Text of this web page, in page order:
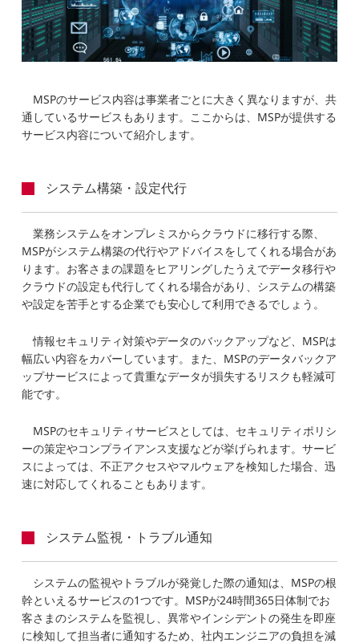
MSPのサービス内容は事業者ごとに大きく異なりますが、共
通しているサービスもあります。ここからは、MSPが提供する
サービス内容について紹介します。
システム構築・設定代行
業務システムをオンプレミスからクラウドに移行する際、
MSPがシステム構築の代行やアドバイスをしてくれる場合があ
ります。お客さまの課題をヒアリングしたうえでデータ移行や
クラウドの設定も代行してくれる場合があり、システムの構築
や設定を苦手とする企業でも安心して利用できるでしょう。
情報セキュリティ対策やデータのバックアップなど、MSPは
幅広い内容をカバーしています。また、MSPのデータバックア
ップサービスによって貴重なデータが損失するリスクも軽減可
能です。
MSPのセキュリティサービスとしては、セキュリティポリシ
ーの策定やコンプライアンス支援などが挙げられます。サービ
スによっては、不正アクセスやマルウェアを検知した場合、迅
速に対応してくれることもあります。
システム監視・トラブル通知
システムの監視やトラブルが発覚した際の通知は、MSPの根
幹といえるサービスの1つです。MSPが24時間365日体制でお
客さまのシステムを監視し、異常やインシデントの発生を即座
に検知して担当者に通知するため、社内エンジニアの負担を減